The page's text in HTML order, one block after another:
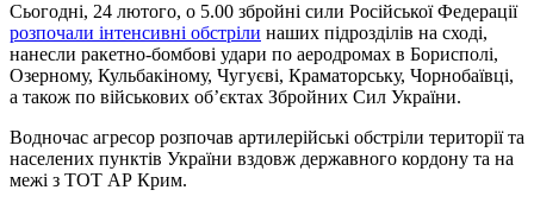
Сьогодні, 24 лютого, о 5.00 збройні сили Російської Федерації
розпочали інтенсивні обстріли наших підрозділів на сході,
нанесли ракетно-бомбові удари по аеродромах в Борисполі,
Озерному, Кульбакіному, Чугуєві, Краматорську, Чорнобаївці,
а також по військових об’єктах Збройних Сил України.
Водночас агресор розпочав артилерійські обстріли території та
населених пунктів України вздовж державного кордону та на
межі з ТОТ АР Крим.